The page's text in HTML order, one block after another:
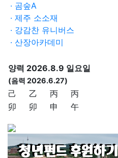
· 곰숲A
· 제주 소소재
· 강감찬 유니버스
· 산장아카데미
양력 2026.8.9 일요일
(음력 2026.6.27)
己 乙 丙
丙
卯
卯 申 午